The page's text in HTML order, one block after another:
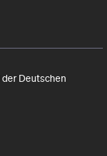
Deutschen